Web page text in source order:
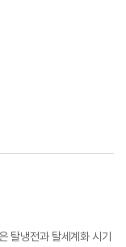
탈냉전과 탈세계화 시기